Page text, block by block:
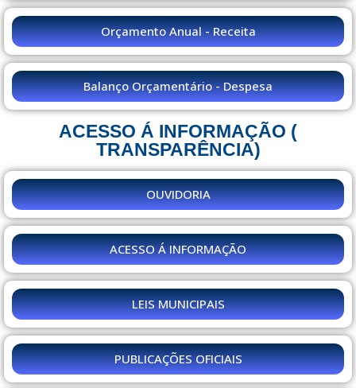
Orçamento Anual - Receita
Balanço Orçamentário - Despesa
ACESSO Á INFORMAÇÃO (
TRANSPARÊNCIA)
OUVIDORIA
ACESSO Á INFORMAÇÃO
LEIS MUNICIPAIS
PUBLICAÇÕES OFICIAIS